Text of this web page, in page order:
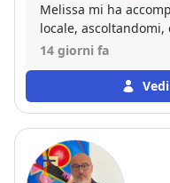
Melissa mi ha
locale,
necessità fino alla
bellissime al locale.
14 giorni fa